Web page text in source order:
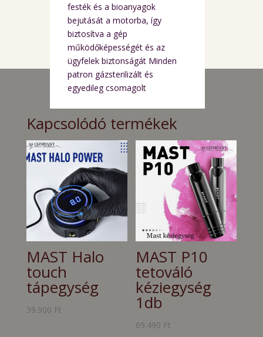
festék és a bioanyagok
bejutását a motorba, így
biztosítva a gép
működőképességét és az
ügyfelek biztonságát Minden
patron gázsterilizált és
egyedileg csomagolt
Kapcsolódó termékek
MAST Halo
touch
tápegység
39.900 Ft
MAST P10
tetováló
kéziegység
1db
69.490 Ft